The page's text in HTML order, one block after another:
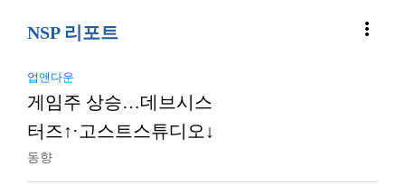
NSP 리포트 more_vert
업앤다운
게임주 상승…데브시스
터즈↑·고스트스튜디오↓
동향